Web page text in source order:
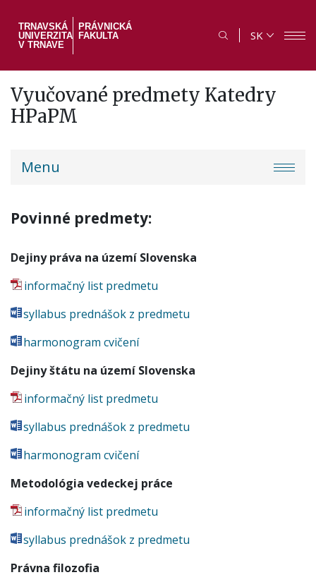
hlavný
TRNAVSKÁ
UNIVERZITA
V TRNAVE
PRÁVNICKÁ
FAKULTA
SK
Vyučované predmety Katedry
HPaPM
PF
Menu
Povinné predmety:
Dejiny práva na území Slovenska
informačný list predmetu
syllabus prednášok z predmetu
harmonogram cvičení
Dejiny štátu na území Slovenska
informačný list predmetu
syllabus prednášok z predmetu
harmonogram cvičení
Metodológia vedeckej práce
informačný list predmetu
syllabus prednášok z predmetu
Právna filozofia